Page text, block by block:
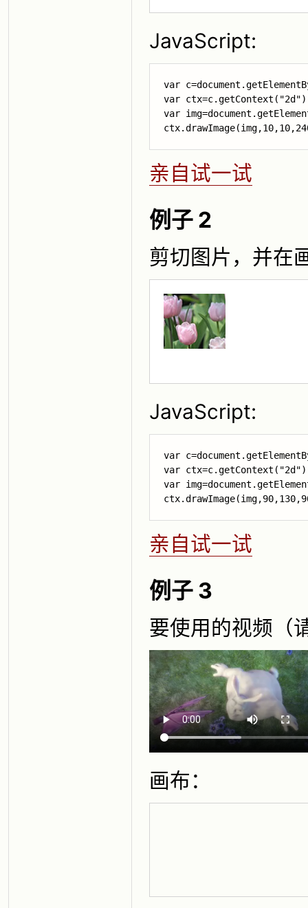
JavaScript:
var
var
亲自试一试
例子 2
剪切图片，并在
JavaScript:
var
var
亲自试一试
例子 3
要使用的视频（
画布：